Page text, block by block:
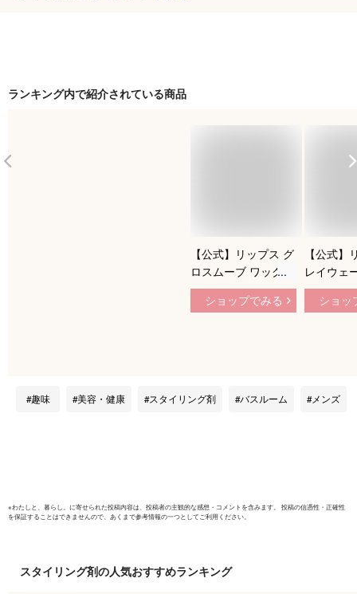
ランキング内で紹介されている商品
【公式】リップス グ
ロスムーブ ワックス
85g メンズ ツヤ パ
ーマ アレンジ ツヤ
ショップでみる
【公式】
レイウェ
ス 85g メ
濡れ髪
ショッ
趣味 美容・健康 スタイリング剤 バスルーム メンズ
※わたしと、暮らし。 に寄せられた投稿内容は、投稿者の主観的な感想・コメントを含みます。 投稿の信憑性・正確性
を保証することはできませんので、あくまで参考情報の一つとしてご利用ください。
スタイリング剤の人気おすすめランキング